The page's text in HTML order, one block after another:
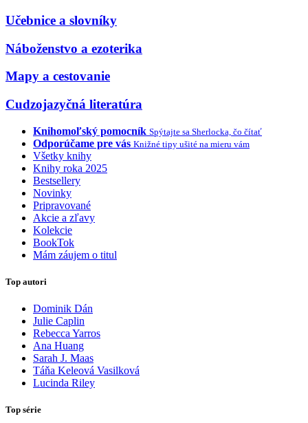
Učebnice a slovníky
Náboženstvo a ezoterika
Mapy a cestovanie
Cudzojazyčná literatúra
Knihomoľský pomocník Spýtajte sa Sherlocka, čo čítať
Odporúčame pre vás Knižné tipy ušité na mieru vám
Všetky knihy
Knihy roka 2025
Bestsellery
Novinky
Pripravované
Akcie a zľavy
Kolekcie
BookTok
Mám záujem o titul
Top autori
Dominik Dán
Julie Caplin
Rebecca Yarros
Ana Huang
Sarah J. Maas
Táňa Keleová Vasilková
Lucinda Riley
Top série